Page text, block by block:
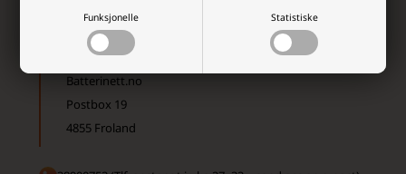
Funksjonelle Statistiske
Batterinett.no
Postbox 19
4855 Froland